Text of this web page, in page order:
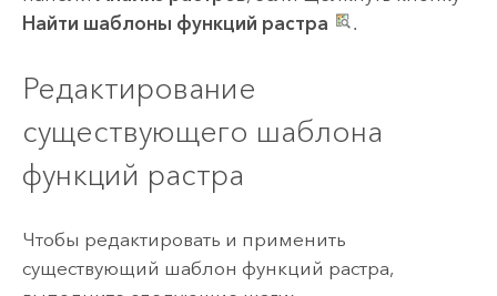
Найти шаблоны функций растра
.
Редактирование
существующего шаблона
функций растра
Чтобы редактировать и применить
существующий шаблон функций растра,